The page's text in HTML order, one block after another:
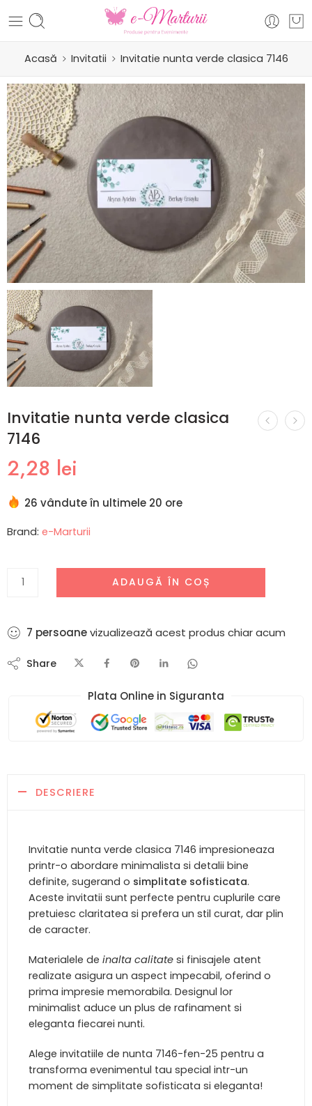
Acasă Invitatii Invitatie nunta verde clasica 7146
Invitatie nunta verde clasica
7146
2,28 lei
26 vândute în ultimele 20 ore
Brand: e-Marturii
ADAUGĂ ÎN COȘ
8 persoanevizualizează acest produs chiar acum
Share
Plata Online in Siguranta​
DESCRIERE
Invitatie nunta verde clasica 7146 impresioneaza
printr-o abordare minimalista si detalii bine
definite, sugerand o simplitate sofisticata.
Aceste invitatii sunt perfecte pentru cuplurile care
pretuiesc claritatea si prefera un stil curat, dar plin
de caracter.
Materialele de inalta calitate si finisajele atent
realizate asigura un aspect impecabil, oferind o
prima impresie memorabila. Designul lor
minimalist aduce un plus de rafinament si
eleganta fiecarei nunti.
Alege invitatiile de nunta 7146-fen-25 pentru a
transforma evenimentul tau special intr-un
moment de simplitate sofisticata si eleganta!